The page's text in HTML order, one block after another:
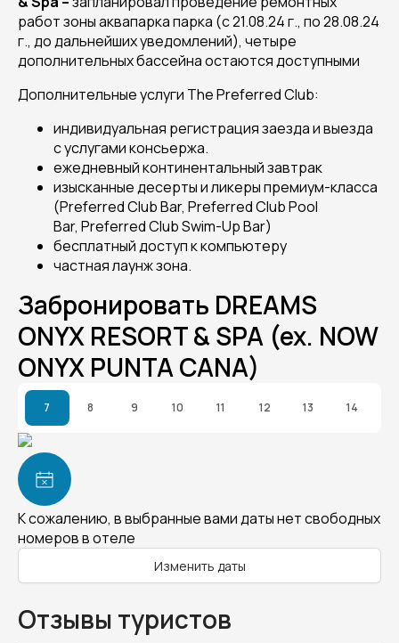
работ зоны аквапарка парка (с 21.08.24 г., по 28.08.24
г., до дальнейших уведомлений), четыре
дополнительных бассейна остаются доступными
Дополнительные услуги The Preferred Club:
индивидуальная регистрация заезда и выезда
с услугами консьержа.
ежедневный континентальный завтрак
изысканные десерты и ликеры премиум-класса
(Preferred Club Bar, Preferred Club Pool
Bar, Preferred Club Swim-Up Bar)
бесплатный доступ к компьютеру
частная лаунж зона.
Забронировать DREAMS
ONYX RESORT & SPA (ex. NOW
ONYX PUNTA CANA)
7 8 9 10 11 12 13 14
К сожалению, в выбранные вами даты нет свободных
номеров в отеле
Изменить даты
Отзывы туристов